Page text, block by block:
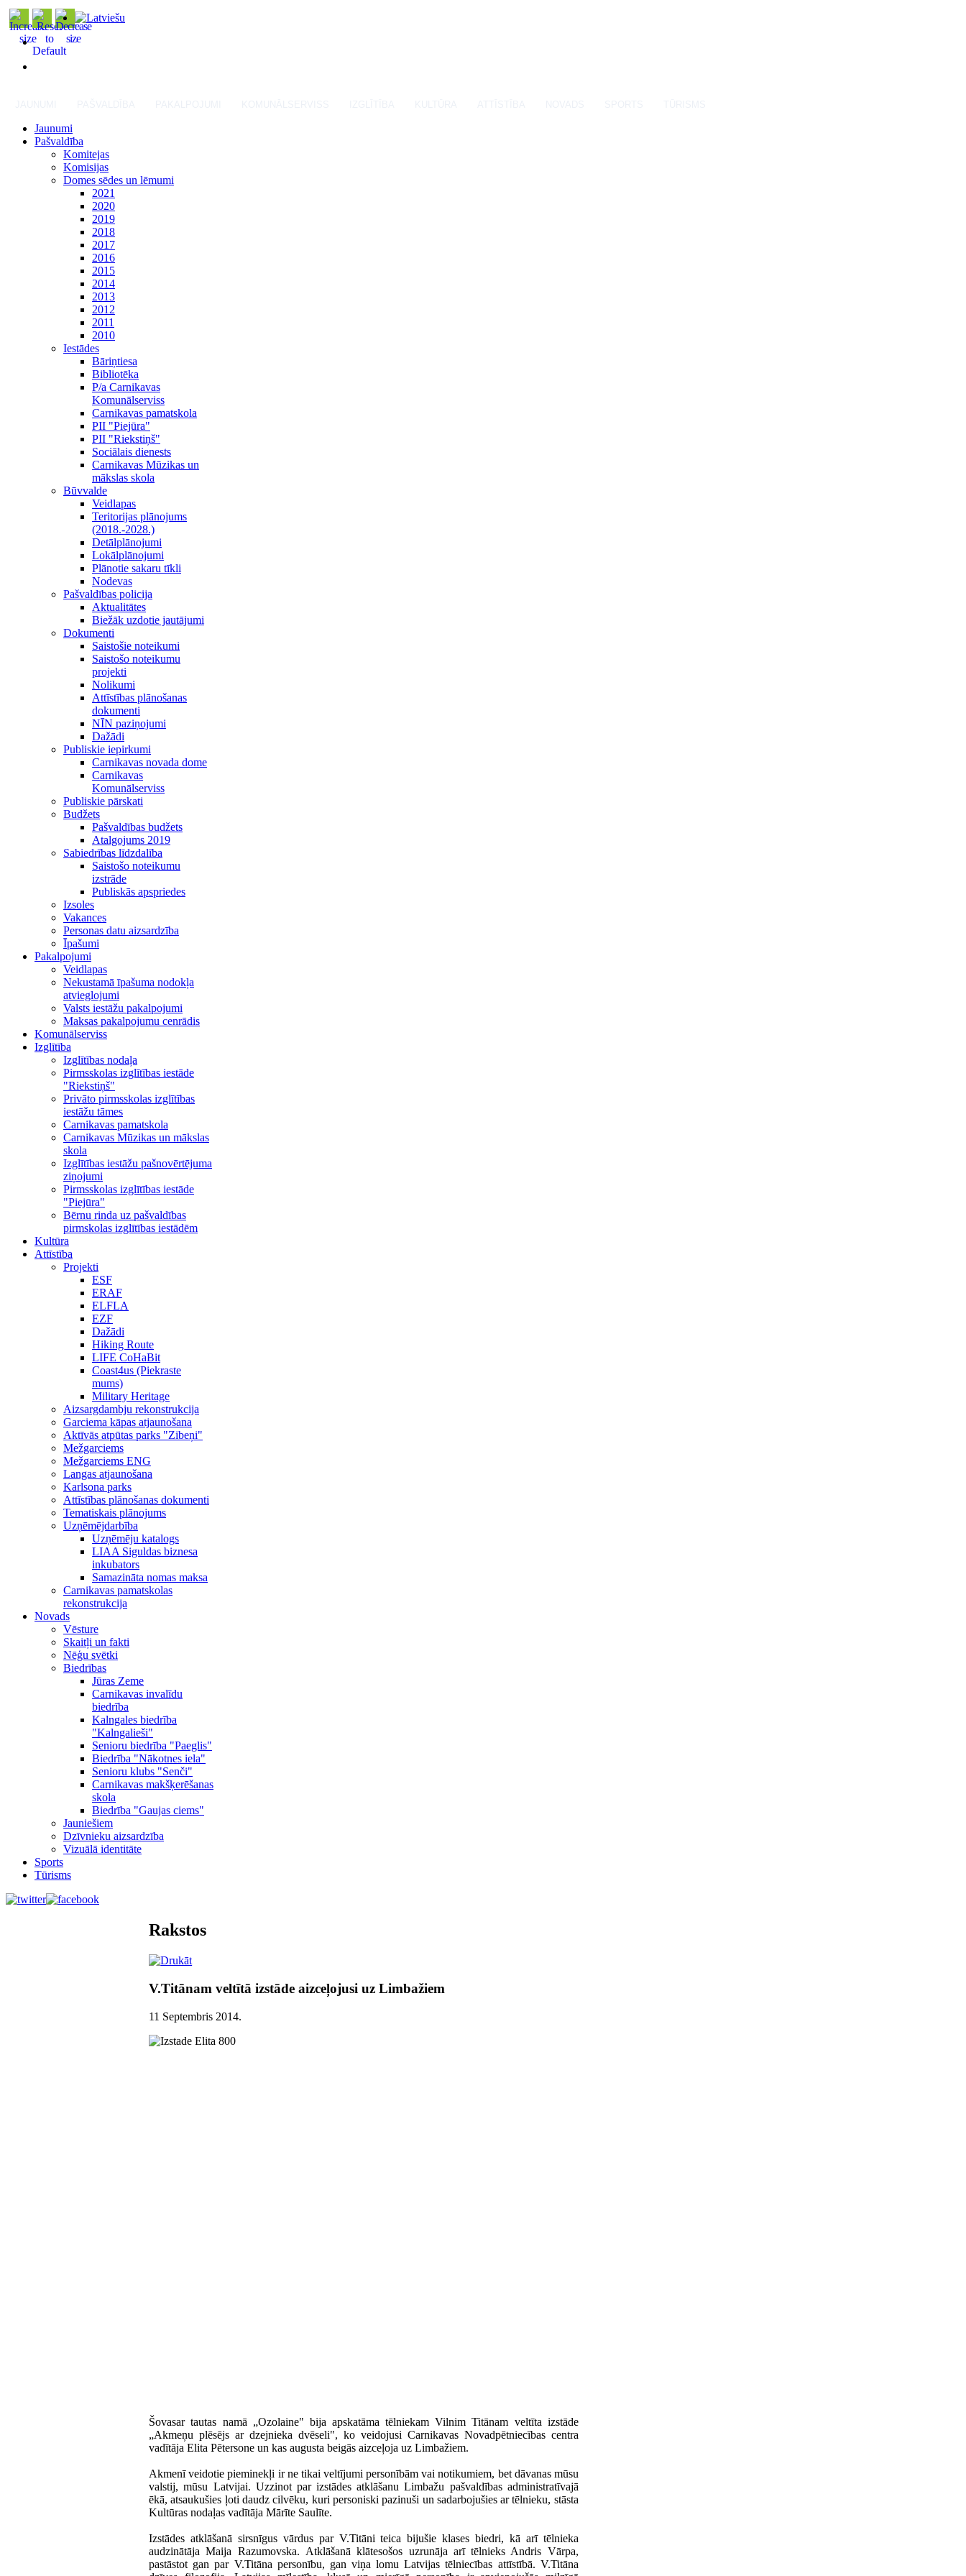
Jaunumi
Pašvaldība
Komitejas
Komisijas
Domes sēdes un lēmumi
2021
2020
2019
2018
2017
2016
2015
2014
2013
2012
2011
2010
Iestādes
Bāriņtiesa
Bibliotēka
P/a Carnikavas
Komunālserviss
Carnikavas pamatskola
PII "Piejūra"
PII "Riekstiņš"
Sociālais dienests
Carnikavas Mūzikas un
mākslas skola
Būvvalde
Veidlapas
Teritorijas plānojums
(2018.-2028.)
Detālplānojumi
Lokālplānojumi
Plānotie sakaru tīkli
Nodevas
Pašvaldības policija
Aktualitātes
Biežāk uzdotie jautājumi
Dokumenti
Saistošie noteikumi
Saistošo noteikumu
projekti
Nolikumi
Attīstības plānošanas
dokumenti
NĪN paziņojumi
Dažādi
Publiskie iepirkumi
Carnikavas novada dome
Carnikavas
Komunālserviss
Publiskie pārskati
Budžets
Pašvaldības budžets
Atalgojums 2019
Sabiedrības līdzdalība
Saistošo noteikumu
izstrāde
Publiskās apspriedes
Izsoles
Vakances
Personas datu aizsardzība
Īpašumi
Pakalpojumi
Veidlapas
Nekustamā īpašuma nodokļa
atvieglojumi
Valsts iestāžu pakalpojumi
Maksas pakalpojumu cenrādis
Komunālserviss
Izglītība
Izglītības nodaļa
Pirmsskolas izglītības iestāde
"Riekstiņš"
Privāto pirmsskolas izglītības
iestāžu tāmes
Carnikavas pamatskola
Carnikavas Mūzikas un mākslas
skola
Izglītības iestāžu pašnovērtējuma
ziņojumi
Pirmsskolas izglītības iestāde
"Piejūra"
Bērnu rinda uz pašvaldības
pirmskolas izglītības iestādēm
Kultūra
Attīstība
Projekti
ESF
ERAF
ELFLA
EZF
Dažādi
Hiking Route
LIFE CoHaBit
Coast4us (Piekraste
mums)
Military Heritage
Aizsargdambju rekonstrukcija
Garciema kāpas atjaunošana
Aktīvās atpūtas parks "Zibeņi"
Mežgarciems
Mežgarciems ENG
Langas atjaunošana
Karlsona parks
Attīstības plānošanas dokumenti
Tematiskais plānojums
Uzņēmējdarbība
Uzņēmēju katalogs
LIAA Siguldas biznesa
inkubators
Samazināta nomas maksa
Carnikavas pamatskolas
rekonstrukcija
Novads
Vēsture
Skaitļi un fakti
Nēģu svētki
Biedrības
Jūras Zeme
Carnikavas invalīdu
biedrība
Kalngales biedrība
"Kalngalieši"
Senioru biedrība "Paeglis"
Biedrība "Nākotnes iela"
Senioru klubs "Senči"
Carnikavas makšķerēšanas
skola
Biedrība "Gaujas ciems"
Jauniešiem
Dzīvnieku aizsardzība
Vizuālā identitāte
Sports
Tūrisms
Rakstos
V.Titānam veltītā izstāde aizceļojusi uz Limbažiem
11 Septembris 2014.
Šovasar tautas namā „Ozolaine" bija apskatāma tēlniekam Vilnim Titānam veltīta izstāde
„Akmeņu plēsējs ar dzejnieka dvēseli", ko veidojusi Carnikavas Novadpētniecības centra
vadītāja Elita Pētersone un kas augusta beigās aizceļoja uz Limbažiem.
Akmenī veidotie pieminekļi ir ne tikai veltījumi personībām vai notikumiem, bet dāvanas mūsu
valstij, mūsu Latvijai. Uzzinot par izstādes atklāšanu Limbažu pašvaldības administratīvajā
ēkā, atsaukušies ļoti daudz cilvēku, kuri personiski pazinuši un sadarbojušies ar tēlnieku, stāsta
Kultūras nodaļas vadītāja Mārīte Saulīte.
Izstādes atklāšanā sirsnīgus vārdus par V.Titāni teica bijušie klases biedri, kā arī tēlnieka
audzinātāja Maija Razumovska. Atklāšanā klātesošos uzrunāja arī tēlnieks Andris Vārpa,
pastāstot gan par V.Titāna personību, gan viņa lomu Latvijas tēlniecības attīstībā. V.Titāna